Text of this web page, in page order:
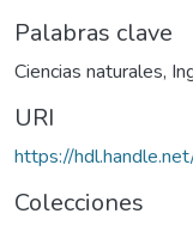
Palabras clave
Ciencias naturales,
URI
https://
Colecciones